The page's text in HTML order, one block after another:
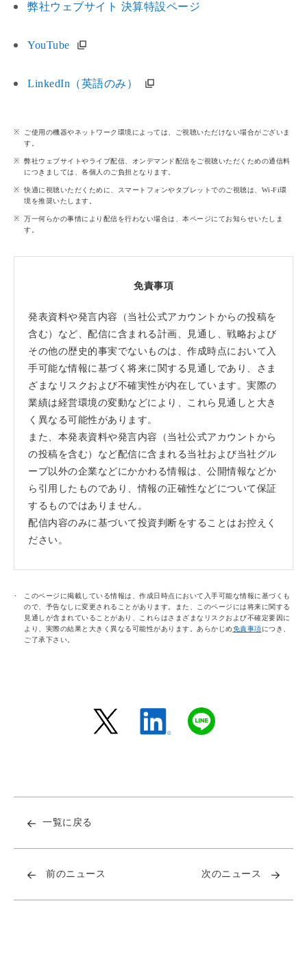
弊社ウェブサイト 決算特設ページ
YouTube
LinkedIn（英語のみ）
ご使用の機器やネットワーク環境によっては、ご視聴いただけない場合がございま
す。
弊社ウェブサイトやライブ配信、オンデマンド配信をご視聴いただくための通信料
につきましては、各個人のご負担となります。
快適に視聴いただくために、スマートフォンやタブレットでのご視聴は、Wi-Fi環
境を推奨いたします。
万一何らかの事情により配信を行わない場合は、本ページにてお知らせいたしま
す。
免責事項
発表資料や発言内容（当社公式アカウントからの投稿を
含む）など、配信に含まれる計画、見通し、戦略および
その他の歴史的事実でないものは、作成時点において入
手可能な情報に基づく将来に関する見通しであり、さま
ざまなリスクおよび不確実性が内在しています。実際の
業績は経営環境の変動などにより、これら見通しと大き
く異なる可能性があります。
また、本発表資料や発言内容（当社公式アカウントから
の投稿を含む）など配信に含まれる当社および当社グル
ープ以外の企業などにかかわる情報は、公開情報などか
ら引用したものであり、情報の正確性などについて保証
するものではありません。
配信内容のみに基づいて投資判断をすることはお控えく
ださい。
このページに掲載している情報は、作成日時点において入手可能な情報に基づくも
ので、予告なしに変更されることがあります。また、このページには将来に関する
見通しが含まれていることがあり、これらはさまざまなリスクおよび不確定要因に
より、実際の結果と大きく異なる可能性があります。あらかじめ免責事項につき、
ご了承下さい。
一覧に戻る
前のニュース 次のニュース